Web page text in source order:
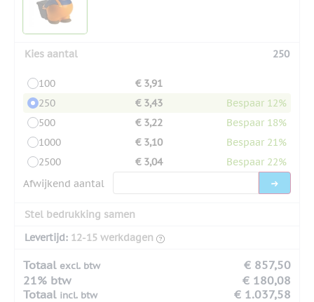
Kies aantal 250
100
€ 3,91
250
€ 3,43
Bespaar 12%
500
€ 3,22
Bespaar 18%
1000
€ 3,10
Bespaar 21%
2500
€ 3,04
Bespaar 22%
Afwijkend aantal
Stel bedrukking samen
Levertijd: 12-15 werkdagen
Totaal excl. btw
€ 857,50
21% btw
€ 180,08
Totaal incl. btw € 1.037,58